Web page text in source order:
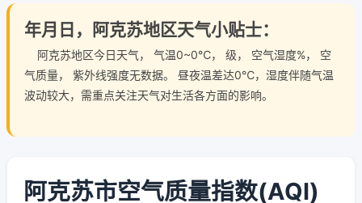
年月日，阿克苏地区天气小贴士：
阿克苏地区今日天气， 气温0~0℃， 级， 空气湿度%， 空
气质量， 紫外线强度无数据。 昼夜温差达0℃，湿度伴随气温
波动较大，需重点关注天气对生活各方面的影响。
阿克苏市空气质量指数(AQI)